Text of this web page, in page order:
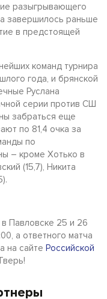
разыгрывающего
завершилось раньше
в предстоящей
команд турнира
года, и брянской
Руслана
серии против СШ
забраться еще
по 81,4 очка за
по
– кроме Хотько в
(15,7), Никита
Павловске 25 и 26
а ответного матча
на сайте Российской